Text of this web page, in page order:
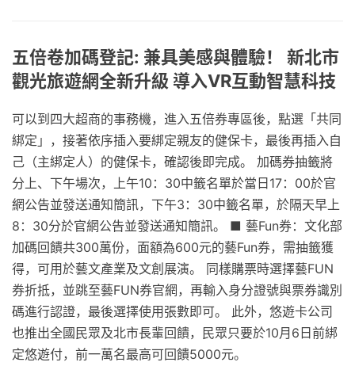
五倍卷加碼登記: 兼具美感與體驗！ 新北市
觀光旅遊網全新升級 導入VR互動智慧科技
可以到四大超商的事務機，進入五倍券專區後，點選「共同
綁定」，接著依序插入要綁定親友的健保卡，最後再插入自
己（主綁定人）的健保卡，確認後即完成。 加碼券抽籤將
分上、下午場次，上午10：30中籤名單於當日17：00於官
網公告並發送通知簡訊，下午3：30中籤名單，於隔天早上
8：30分於官網公告並發送通知簡訊。 ■ 藝Fun券：文化部
加碼回饋共300萬份，面額為600元的藝Fun券，需抽籤獲
得，可用於藝文產業及文創展演。 同樣購票時選擇藝FUN
券折抵，並跳至藝FUN券官網，再輸入身分證號與票券識別
碼進行認證，最後選擇使用張數即可。 此外，悠遊卡公司
也推出全國民眾及北市長輩回饋，民眾只要於10月6日前綁
定悠遊付，前一萬名最高可回饋5000元。